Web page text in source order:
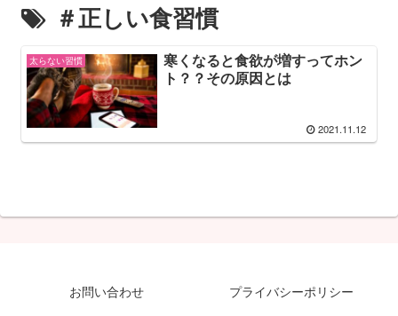
＃正しい食習慣
太らない習慣
寒くなると食欲が増すってホン
ト？？その原因とは
2021.11.12
お問い合わせ
プライバシーポリシー